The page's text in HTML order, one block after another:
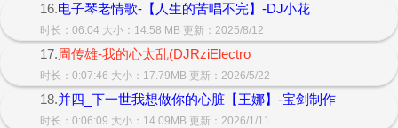
16.电子琴老情歌-【人生的苦唱不完】-DJ小花
时长：06:04 大小：14.58 MB 更新：2025/8/12
17.周传雄-我的心太乱(DJRziElectro
时长：0:07:46 大小：17.79MB 更新：2026/5/22
18.并四_下一世我想做你的心脏【王娜】-宝剑制作
时长：0:06:09 大小：14.09MB 更新：2026/1/11